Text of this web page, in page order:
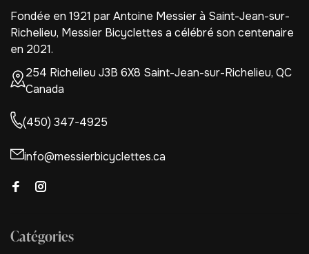
Fondée en 1921 par Antoine Messier à Saint-Jean-sur-
Richelieu, Messier Bicyclettes a célébré son centenaire
en 2021.
254 Richelieu J3B 6X8 Saint-Jean-sur-Richelieu, QC
Canada
(450) 347-4925
info@messierbicyclettes.ca
Catégories